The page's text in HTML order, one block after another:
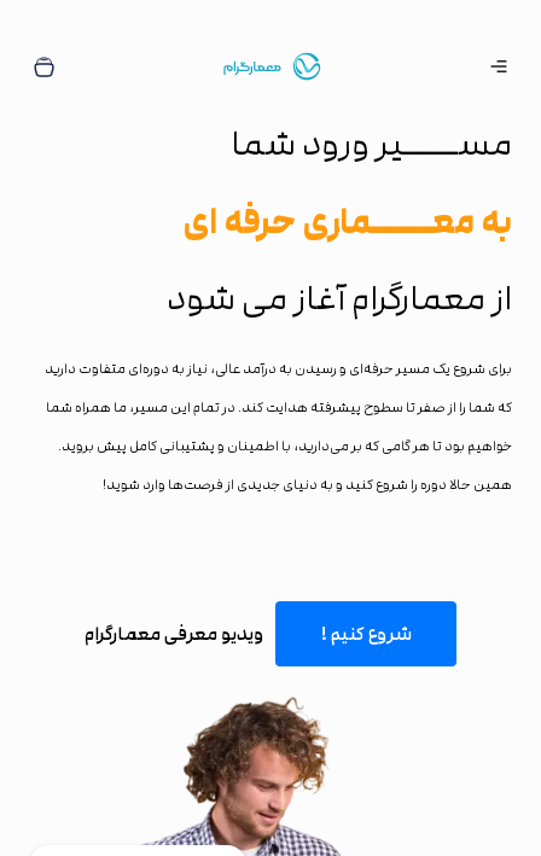
مســـــیر ورود شما
به معـــــماری حرفه ای
از معمارگرام آغاز می شود
برای شروع یک مسیر حرفه‌ای و رسیدن به درآمد عالی، نیاز به دوره‌ای متفاوت دارید
که شما را از صفر تا سطوح پیشرفته هدایت کند. در تمام این مسیر، ما همراه شما
خواهیم بود تا هر گامی که بر می‌دارید، با اطمینان و پشتیبانی کامل پیش بروید.
همین حالا دوره را شروع کنید و به دنیای جدیدی از فرصت‌ها وارد شوید!
شروع کنیم ! ویدیو معرفی معمارگرام